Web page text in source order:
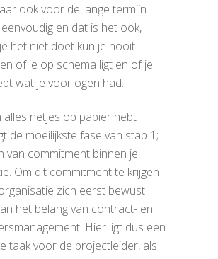
ook voor de lange termijn.
en dat is het ook,
het niet doet kun je nooit
of je op schema ligt en of je
wat je voor ogen had.
alles netjes op papier hebt
de moeilijkste fase van stap 1;
van commitment binnen je
Om dit commitment te krijgen
zich eerst bewust
het belang van contract- en
Hier ligt dus een
taak voor de projectleider, als